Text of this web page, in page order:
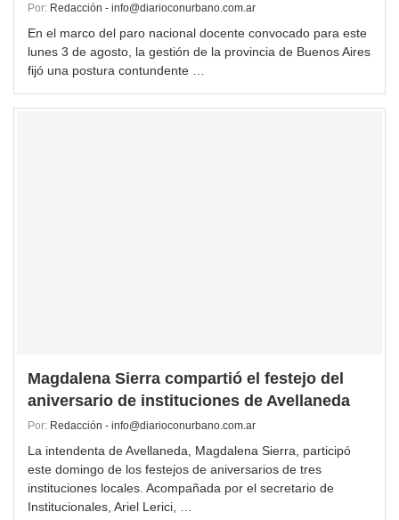
Por: Redacción - info@diarioconurbano.com.ar
En el marco del paro nacional docente convocado para este
lunes 3 de agosto, la gestión de la provincia de Buenos Aires
fijó una postura contundente …
Magdalena Sierra compartió el festejo del
aniversario de instituciones de Avellaneda
Por: Redacción - info@diarioconurbano.com.ar
La intendenta de Avellaneda, Magdalena Sierra, participó
este domingo de los festejos de aniversarios de tres
instituciones locales. Acompañada por el secretario de
Institucionales, Ariel Lerici, …